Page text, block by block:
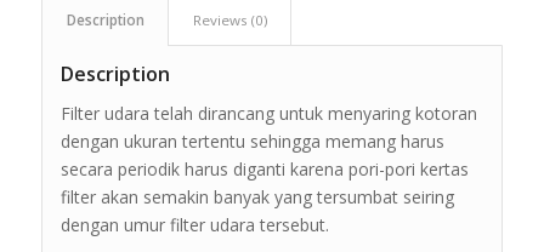
Description Reviews (0)
Description
Filter udara telah dirancang untuk menyaring kotoran
dengan ukuran tertentu sehingga memang harus
secara periodik harus diganti karena pori-pori kertas
filter akan semakin banyak yang tersumbat seiring
dengan umur filter udara tersebut.